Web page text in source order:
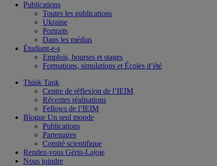
Publications
Toutes les publications
Ukraine
Portraits
Dans les médias
Étudiant-e-s
Emplois, bourses et stages
Formations, simulations et Écoles d’été
Think Tank
Centre de réflexion de l’IEIM
Récentes réalisations
Fellows de l’IEIM
Blogue Un seul monde
Publications
Partenaires
Comité scientifique
Rendez-vous Gérin-Lajoie
Nous joindre